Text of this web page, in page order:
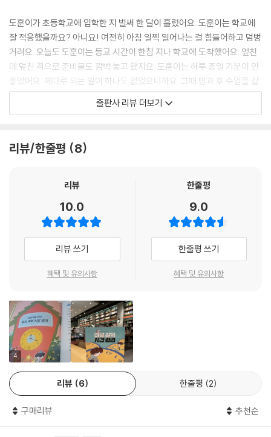
도훈이가 초등학교에 입학한 지 벌써 한 달이 흘렀어요. 도훈이는 학교에
잘 적응했을까요? 아니요! 여전히 아침 일찍 일어나는 걸 힘들어하고 덤벙
거려요. 오늘도 도훈이는 등교 시간이 한참 지나 학교에 도착했어요. 엎친
데 덮친 격으로 준비물도 깜빡 놓고 왔지요. 도훈이는 하루 종일 기분이 안
좋았어요. 제대로 되는 일이 하나도 없었으니까요. 그때 방과 후 수업을 같
이 듣는 4학년 하연 누나가 말을 걸어왔어요.
“도훈아, 너 오늘 지각하고 준비물도 못 챙겼지? 내가 1학년 때 딱 그랬는
키고 관리하기만 해도 오늘 같은 일은 없을 거래요. 그렇게 도훈이는 시계
은 세우는 것보다 지키는 것이 훨씬 중요하다는 사실, 낭비된 시간을 찾고
도훈이는 어떻게 달라질까요? 내 마음대로 시간을 요리조리 쓰는 시간왕
이 될 수 있을까요?
시간 기록표, 각종 계획표, 시간 관리 테스트 등 수록!
어린이가 읽으면서 직접 쓰는 ‘째깍째깍 시간 관리’
어린이 스스로 시간을 관리하고, 삶을 가꾸어 나가려면 직접 시간 관리를
해 보는 것이 중요해요. 그래서 《여덟 살의 시간 관리》는 동화 사이사이에
‘째깍째깍 시간 관리’ 활동 페이지를 준비했어요. 시계 읽기, 달력 읽기, 오
늘 하루 기록하기, 내가 해야 하는 일에 걸리는 시간 알기, 한 달·한 주·하루
계획표 쓰기, 방학 계획 세우기 등의 활동을 통해 시간 관리를 몸으로 익힐
수 있지요. 이 밖에도 10문제로 구성된 시간왕 테스트도 있어, 어린이가 책
출판사 리뷰 더보기
리뷰/한줄평 8
리뷰
10.0
리뷰 쓰기
혜택 및 유의사항
한줄평
9.0
한줄평 쓰기
혜택 및 유의사항
4
리뷰 6 한줄평 2
구매리뷰 추천순